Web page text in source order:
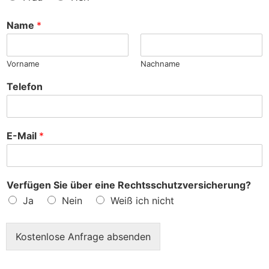
c
e
Name *
Vorname Nachname
Telefon
E-Mail *
Verfügen Sie über eine Rechtsschutzversicherung?
Ja
Nein Weiß ich nicht
Kostenlose Anfrage absenden